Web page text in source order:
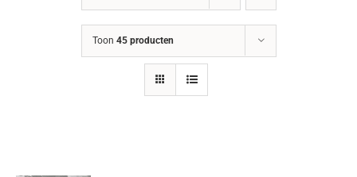
Toon 45 producten